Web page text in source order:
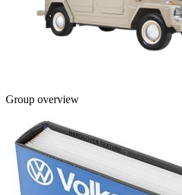
Group overview